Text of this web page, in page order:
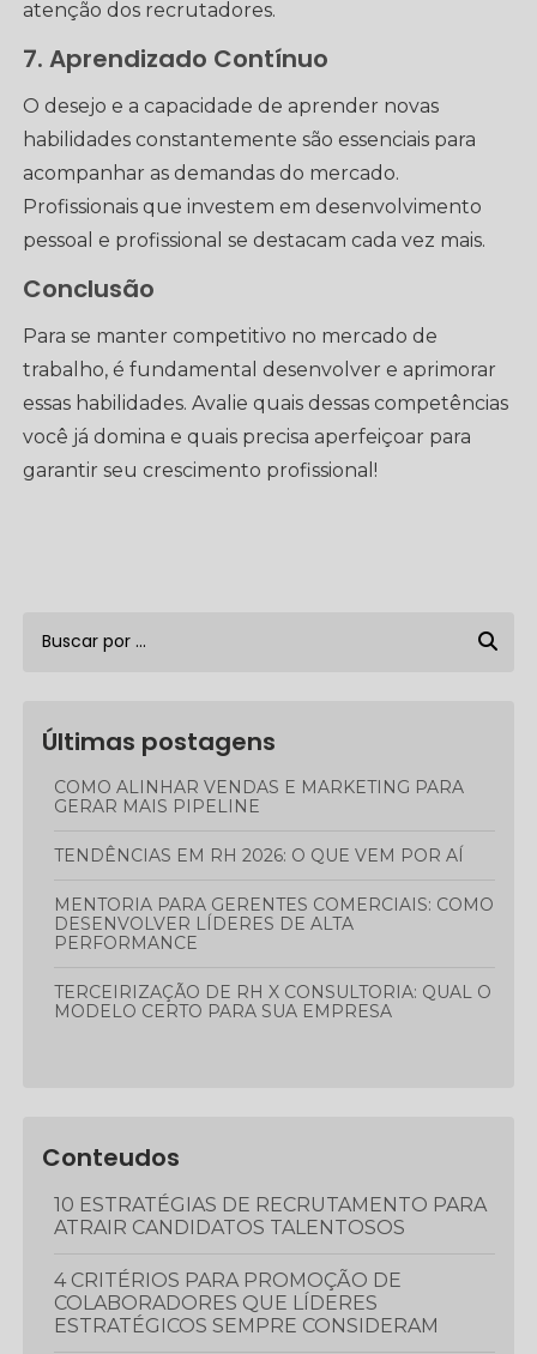
atenção dos recrutadores.
7. Aprendizado Contínuo
O desejo e a capacidade de aprender novas
habilidades constantemente são essenciais para
acompanhar as demandas do mercado.
Profissionais que investem em desenvolvimento
pessoal e profissional se destacam cada vez mais.
Conclusão
Para se manter competitivo no mercado de
trabalho, é fundamental desenvolver e aprimorar
essas habilidades. Avalie quais dessas competências
você já domina e quais precisa aperfeiçoar para
garantir seu crescimento profissional!
Últimas postagens
COMO ALINHAR VENDAS E MARKETING PARA
GERAR MAIS PIPELINE
TENDÊNCIAS EM RH 2026: O QUE VEM POR AÍ
MENTORIA PARA GERENTES COMERCIAIS: COMO
DESENVOLVER LÍDERES DE ALTA
PERFORMANCE
TERCEIRIZAÇÃO DE RH X CONSULTORIA: QUAL O
MODELO CERTO PARA SUA EMPRESA
Conteudos
10 ESTRATÉGIAS DE RECRUTAMENTO PARA
ATRAIR CANDIDATOS TALENTOSOS
4 CRITÉRIOS PARA PROMOÇÃO DE
COLABORADORES QUE LÍDERES
ESTRATÉGICOS SEMPRE CONSIDERAM